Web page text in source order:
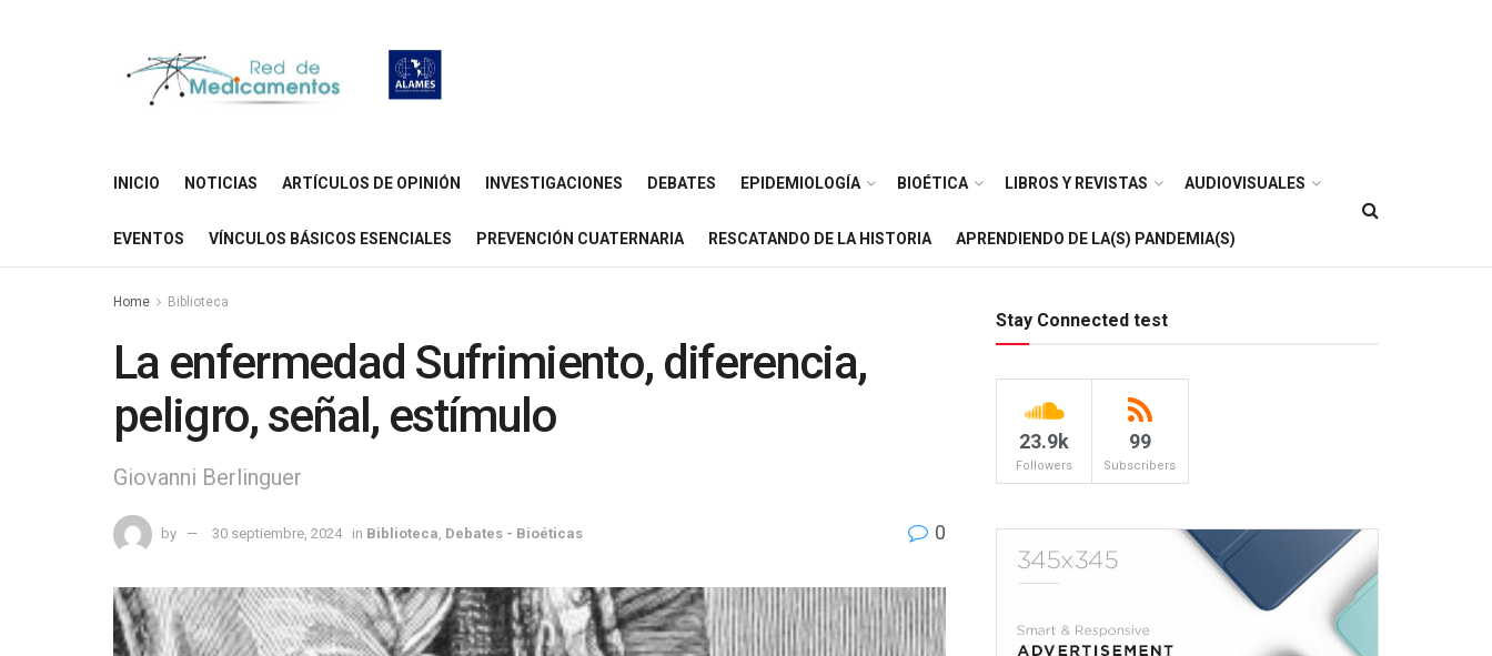
INICIO NOTICIAS ARTÍCULOS DE OPINIÓN INVESTIGACIONES DEBATES EPIDEMIOLOGÍA BIOÉTICA LIBROS Y REVISTAS AUDIOVISUALES
EVENTOS VÍNCULOS BÁSICOS ESENCIALES PREVENCIÓN CUATERNARIA RESCATANDO DE LA HISTORIA APRENDIENDO DE LA(S) PANDEMIA(S)
Home Biblioteca
La enfermedad Sufrimiento, diferencia,
peligro, señal, estímulo
Giovanni Berlinguer
by 30 septiembre, 2024 in Biblioteca Debates - Bioéticas 0
Stay Connected test
23.9k
Followers
99
Subscribers